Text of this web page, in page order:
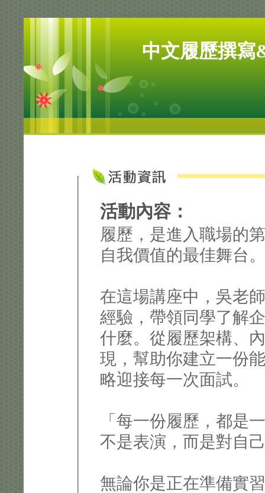
中文履歷撰寫
活動內容：
履歷，是進入職場的
自我價值的最佳舞台
在這場講座中，吳老
經驗，帶領同學了解
什麼。從履歷架構、
現，幫助你建立一份
略迎接每一次面試。
「每一份履歷，都是
不是表演，而是對自
無論你是正在準備實